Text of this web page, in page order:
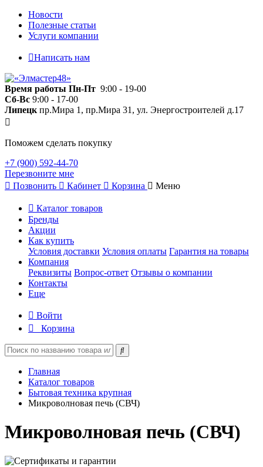
Новости
Полезные статьи
Услуги компании
Написать нам
Время работы Пн-Пт 9:00 - 19-00
Сб-Вс 9:00 - 17-00
Липецк пр.Мира 1, пр.Мира 31, ул. Энергостроителей д.17
Поможем сделать покупку
+7 (900) 592-44-70
Перезвоните мне
Позвонить
Кабинет Корзина Меню
Каталог товаров
Бренды
Акции
Как купить
Условия доставки Условия оплаты Гарантия на товары
Компания
Реквизиты Вопрос-ответ Отзывы о компании
Контакты
Еще
Войти
Корзина
Главная
Каталог товаров
Бытовая техника крупная
Микроволновая печь (СВЧ)
Микроволновая печь (СВЧ)